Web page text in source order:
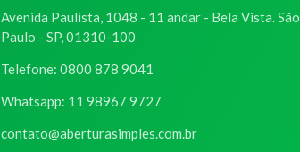
Avenida Paulista, 1048 - 11 andar - Bela Vista. São
Paulo - SP, 01310-100
Telefone: 0800 878 9041
Whatsapp: 11 98967 9727
contato@aberturasimples.com.br